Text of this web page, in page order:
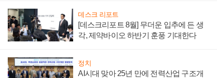
데스크 리포트
[데스크리포트 8월] 무더운 입추에 든 생
각, 제약바이오 하반기 훈풍 기대한다
정치
AI시대 맞아 25년 만에 전력산업 구조개